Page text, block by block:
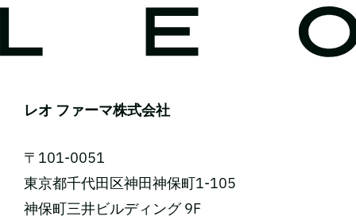
レオ ファーマ株式会社
〒101-0051
東京都千代田区神田神保町1-105
神保町三井ビルディング 9F